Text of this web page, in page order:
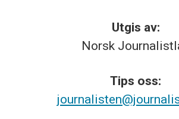
Utgis av:
Norsk
Tips oss: